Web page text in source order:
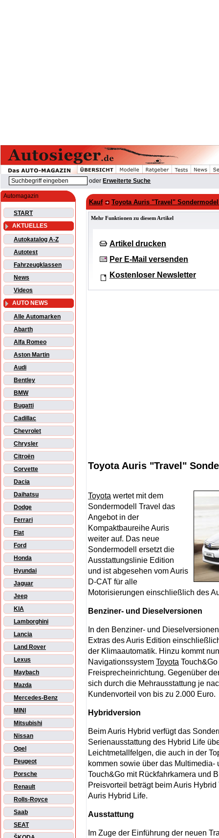
oder Erweiterte Suche
Automagazin
START
AKTUELLES
Autokatalog A-Z
Autotest
Fahrzeugklassen
News
Videos
AUTO NEWS
Alle Automarken
Abarth
Alfa Romeo
Aston Martin
Audi
Bentley
BMW
Bugatti
Cadillac
Chevrolet
Chrysler
Citroën
Corvette
Dacia
Daihatsu
Dodge
Ferrari
Fiat
Ford
Honda
Hyundai
Jaguar
Jeep
KIA
Lamborghini
Lancia
Land Rover
Lexus
Maybach
Mazda
Mercedes-Benz
MINI
Mitsubishi
Nissan
Opel
Peugeot
Porsche
Renault
Rolls-Royce
Saab
SEAT
Kauf Toyota Auris "Travel"
Mehr Funktionen zu diesem Artikel
Artikel drucken
Per E-Mail versenden
Kostenloser Newsletter
Toyota Auris "Travel"
Toyota wertet mit dem
Sondermodell Travel das
Angebot in der
Kompaktbaureihe Auris
weiter auf. Das neue
Sondermodell ersetzt die
Ausstattungslinie Edition
und ist abgesehen vom Auris
D-CAT für alle
Motorisierungen einschließlich des
Benziner- und Dieselversionen
In den Benziner- und
Extras des Auris Edition
der Klimaautomatik. Hinzu kommt
Navigationssystem Toyota
Freisprecheinrichtung. Gegenüber
sich durch die Mehrausstattung je
Kundenvorteil von bis zu 2.000 Euro.
Hybridversion
Beim Auris Hybrid verfügt das
Serienausstattung des Hybrid Life
Leichtmetallfelgen, die auch in der
kommen sowie über das
Touch&Go mit Rückfahrkamera und
Preisvorteil beträgt beim Auris
Auris Hybrid Life.
Ausstattung
Im Zuge der Einführung der neuen